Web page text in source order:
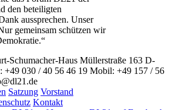
den beteiligten
aussprechen. Unser
gemeinsam schützen wir
Schumacher-Haus Müllerstraße 163 D-
+49 030 / 40 56 46 19 Mobil: +49 157 / 56
Satzung Vorstand
Kontakt